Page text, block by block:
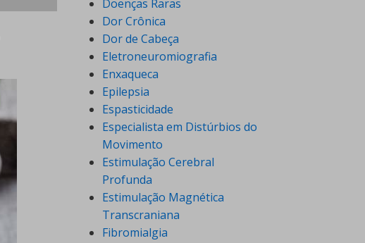
Doenças Raras
Dor Crônica
Dor de Cabeça
Eletroneuromiografia
Enxaqueca
Epilepsia
Espasticidade
Especialista em Distúrbios do
Movimento
Estimulação Cerebral
Profunda
Estimulação Magnética
Transcraniana
Fibromialgia